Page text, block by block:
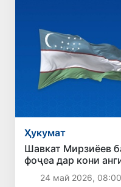
Ҳукумат
Шавкат Мирзиёев
фоҷеа дар кони
ҳамдардӣ кард
24 май 2026, 08:00